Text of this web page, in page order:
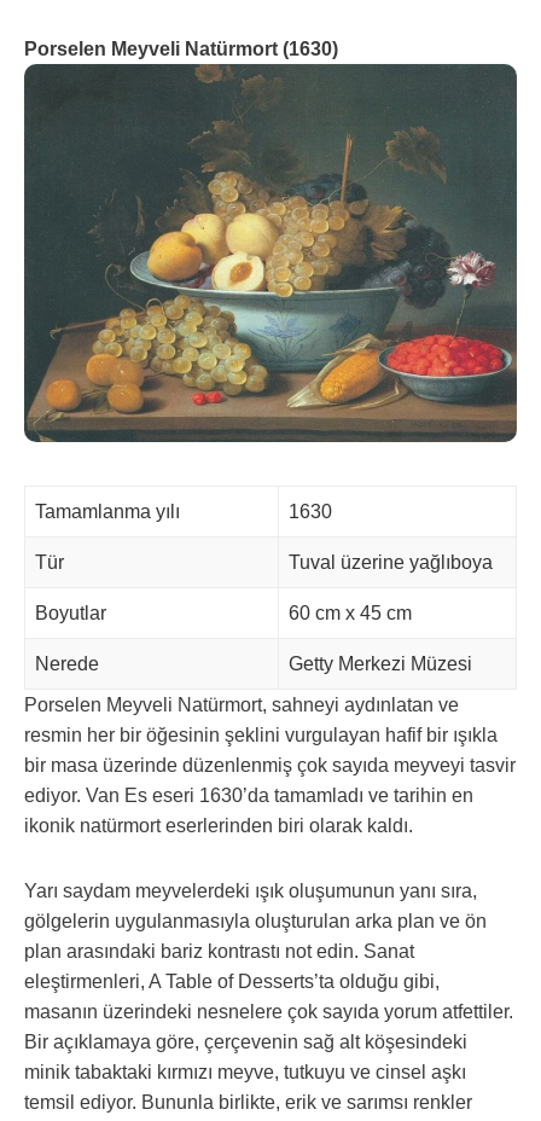
Porselen Meyveli Natürmort (1630)
Tamamlanma yılı 1630
Tür Tuval üzerine yağlıboya
Boyutlar 60 cm x 45 cm
Nerede
Getty Merkezi Müzesi
Porselen Meyveli Natürmort, sahneyi aydınlatan ve
resmin her bir öğesinin şeklini vurgulayan hafif bir ışıkla
bir masa üzerinde düzenlenmiş çok sayıda meyveyi tasvir
ediyor. Van Es eseri 1630’da tamamladı ve tarihin en
ikonik natürmort eserlerinden biri olarak kaldı.
Yarı saydam meyvelerdeki ışık oluşumunun yanı sıra,
gölgelerin uygulanmasıyla oluşturulan arka plan ve ön
plan arasındaki bariz kontrastı not edin. Sanat
eleştirmenleri, A Table of Desserts’ta olduğu gibi,
masanın üzerindeki nesnelere çok sayıda yorum atfettiler.
Bir açıklamaya göre, çerçevenin sağ alt köşesindeki
minik tabaktaki kırmızı meyve, tutkuyu ve cinsel aşkı
temsil ediyor. Bununla birlikte, erik ve sarımsı renkler